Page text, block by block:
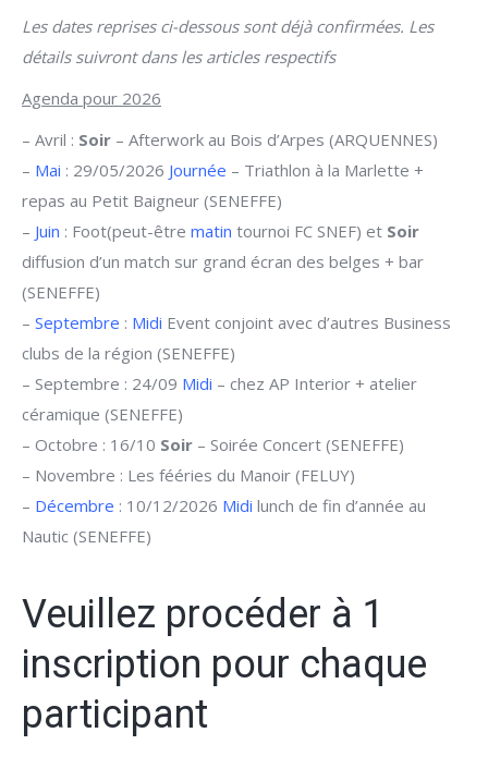
Les dates reprises ci-dessous sont déjà confirmées. Les
détails suivront dans les articles respectifs
Agenda pour 2026
– Avril : Soir – Afterwork au Bois d’Arpes (ARQUENNES)
– Mai : 29/05/2026 Journée – Triathlon à la Marlette +
repas au Petit Baigneur (SENEFFE)
– Juin : Foot(peut-être matin tournoi FC SNEF) et Soir
diffusion d’un match sur grand écran des belges + bar
(SENEFFE)
– Septembre : Midi Event conjoint avec d’autres Business
clubs de la région (SENEFFE)
– Septembre : 24/09 Midi – chez AP Interior + atelier
céramique (SENEFFE)
– Octobre : 16/10 Soir – Soirée Concert (SENEFFE)
– Novembre : Les fééries du Manoir (FELUY)
– Décembre : 10/12/2026 Midi lunch de fin d’année au
Nautic (SENEFFE)
Veuillez procéder à 1
inscription pour chaque
participant